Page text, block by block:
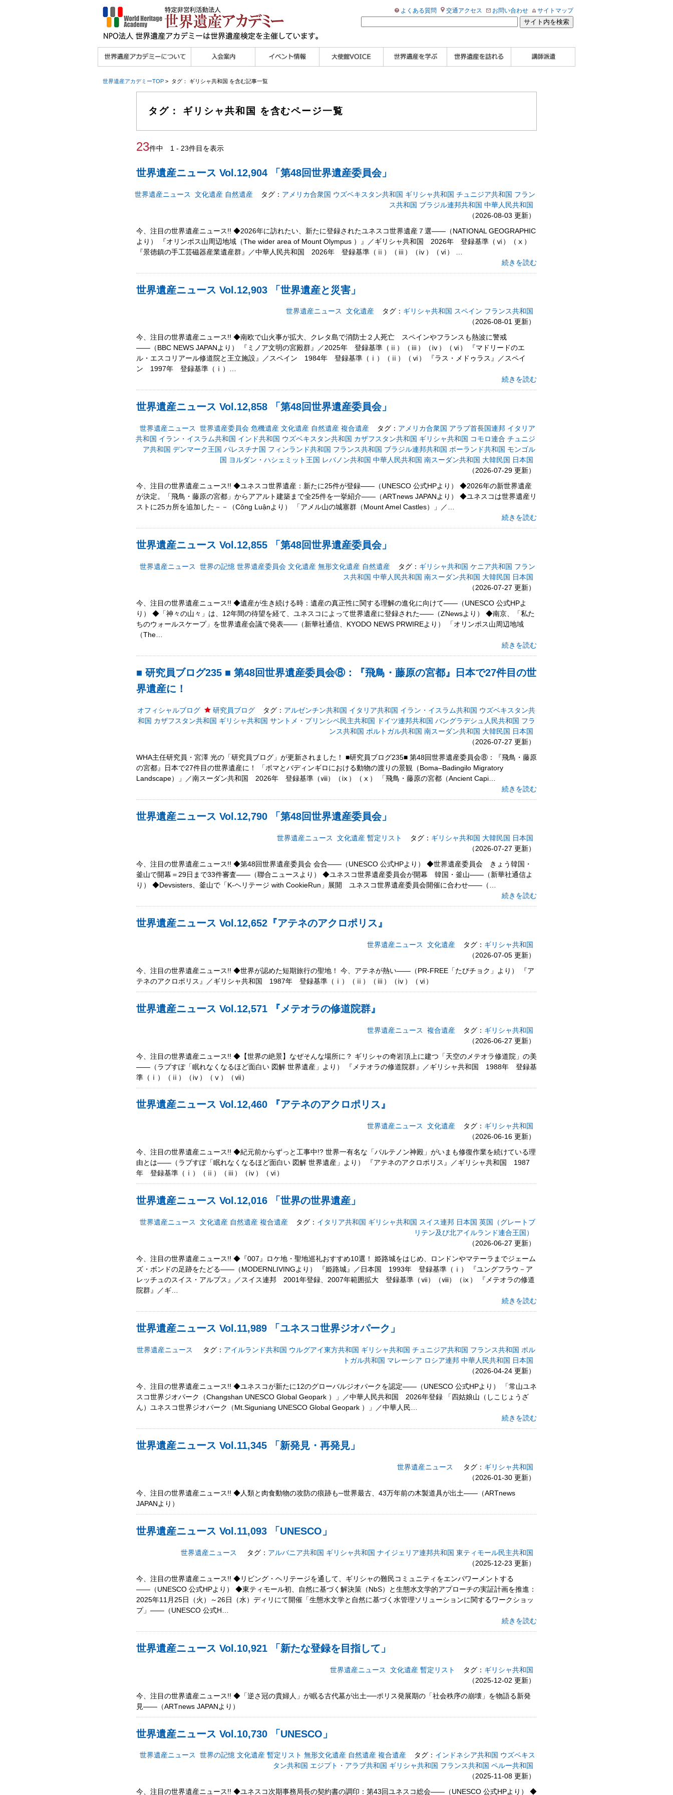
よくある質問 交通アクセス お問い合わせ サイトマップ
ア協力など
／公認団体
スリリース
世界遺産アカデミーTOP> タグ： ギリシャ共和国 を含む記事一覧
タグ： ギリシャ共和国 を含むページ一覧
23件中 1 - 23件目を表示
世界遺産ニュース Vol.12,904 「第48回世界遺産委員会」
世界遺産ニュース 文化遺産 自然遺産 タグ： アメリカ合衆国 ウズベキスタン共和国 ギリシャ共和国 チュニジア共和国 フラン
ス共和国 ブラジル連邦共和国 中華人民共和国
（2026-08-03 更新）
今、注目の世界遺産ニュース!! ◆2026年に訪れたい、新たに登録されたユネスコ世界遺産７選――（NATIONAL GEOGRAPHIC
より） 『オリンポス山周辺地域（The wider area of Mount Olympus ）』／ギリシャ共和国 2026年 登録基準（ⅵ）（ⅹ）
『景徳鎮の手工芸磁器産業遺産群』／中華人民共和国 2026年 登録基準（ⅱ）（ⅲ）（ⅳ）（ⅵ） …
続きを読む
世界遺産ニュース Vol.12,903 「世界遺産と災害」
世界遺産ニュース 文化遺産 タグ： ギリシャ共和国 スペイン フランス共和国
（2026-08-01 更新）
今、注目の世界遺産ニュース!! ◆南欧で山火事が拡大、クレタ島で消防士２人死亡 スペインやフランスも熱波に警戒
――（BBC NEWS JAPANより） 『ミノア文明の宮殿群』／2025年 登録基準（ⅱ）（ⅲ）（ⅳ）（ⅵ） 『マドリードのエ
ル・エスコリアール修道院と王立施設』／スペイン 1984年 登録基準（ⅰ）（ⅱ）（ⅵ） 『ラス・メドゥラス』／スペイ
ン 1997年 登録基準（ⅰ）…
続きを読む
世界遺産ニュース Vol.12,858 「第48回世界遺産委員会」
世界遺産ニュース 世界遺産委員会 危機遺産 文化遺産 自然遺産 複合遺産 タグ： アメリカ合衆国 アラブ首長国連邦 イタリア
共和国 イラン・イスラム共和国 インド共和国 ウズベキスタン共和国 カザフスタン共和国 ギリシャ共和国 コモロ連合 チュニジ
ア共和国 デンマーク王国 パレスチナ国 フィンランド共和国 フランス共和国 ブラジル連邦共和国 ポーランド共和国 モンゴル
国 ヨルダン・ハシェミット王国 レバノン共和国 中華人民共和国 南スーダン共和国 大韓民国
日本国
（2026-07-29 更新）
今、注目の世界遺産ニュース!! ◆ユネスコ世界遺産：新たに25件が登録――（UNESCO 公式HPより） ◆2026年の新世界遺産
が決定。「飛鳥・藤原の宮都」からアアルト建築まで全25件を一挙紹介――（ARTnews JAPANより） ◆ユネスコは世界遺産リ
ストに25カ所を追加した－－（Công Luậnより） 「アメル山の城塞群（Mount Amel Castles）」／…
続きを読む
世界遺産ニュース Vol.12,855 「第48回世界遺産委員会」
世界遺産ニュース 世界の記憶 世界遺産委員会 文化遺産 無形文化遺産 自然遺産 タグ： ギリシャ共和国 ケニア共和国 フラン
ス共和国 中華人民共和国 南スーダン共和国 大韓民国
日本国
（2026-07-27 更新）
今、注目の世界遺産ニュース!! ◆遺産が生き続ける時：遺産の真正性に関する理解の進化に向けて――（UNESCO 公式HPよ
り） ◆「神々の山々」は、12年間の待望を経て、ユネスコによって世界遺産に登録された――（ZNewsより） ◆南京、「私た
ちのウォールスケープ」を世界遺産会議で発表――（新華社通信、KYODO NEWS PRWIREより） 「オリンポス山周辺地域
（The…
続きを読む
■ 研究員ブログ235 ■ 第48回世界遺産委員会⑧：『飛鳥・藤原の宮都』日本で27件目の世
界遺産に！
オフィシャルブログ 研究員ブログ タグ： アルゼンチン共和国 イタリア共和国 イラン・イスラム共和国 ウズベキスタン共
和国 カザフスタン共和国 ギリシャ共和国 サントメ・プリンシペ民主共和国 ドイツ連邦共和国 バングラデシュ人民共和国 フラ
ンス共和国 ポルトガル共和国 南スーダン共和国 大韓民国
日本国
（2026-07-27 更新）
WHA主任研究員・宮澤 光の「研究員ブログ」が更新されました！ ■研究員ブログ235■ 第48回世界遺産委員会⑧：『飛鳥・藤原
の宮都』日本で27件目の世界遺産に！ 「ボマとバディンギロにおける動物の渡りの景観（Boma–Badingilo Migratory
Landscape）」／南スーダン共和国 2026年 登録基準（ⅷ）（ⅸ）（ⅹ） 「飛鳥・藤原の宮都（Ancient Capi…
続きを読む
世界遺産ニュース Vol.12,790 「第48回世界遺産委員会」
世界遺産ニュース 文化遺産 暫定リスト タグ： ギリシャ共和国 大韓民国
日本国
（2026-07-27 更新）
今、注目の世界遺産ニュース!! ◆第48回世界遺産委員会 会合――（UNESCO 公式HPより） ◆世界遺産委員会 きょう韓国・
釜山で開幕＝29日まで33件審査――（聯合ニュースより） ◆ユネスコ世界遺産委員会が開幕 韓国・釜山――（新華社通信よ
り） ◆Devsisters、釜山で「K-ヘリテージ with CookieRun」展開 ユネスコ世界遺産委員会開催に合わせ——（…
続きを読む
世界遺産ニュース Vol.12,652『アテネのアクロポリス』
世界遺産ニュース 文化遺産 タグ： ギリシャ共和国
（2026-07-05 更新）
今、注目の世界遺産ニュース!! ◆世界が認めた短期旅行の聖地！ 今、アテネが熱い――（PR-FREE「たびチョク」より） 『ア
テネのアクロポリス』／ギリシャ共和国 1987年 登録基準（ⅰ）（ⅱ）（ⅲ）（ⅳ）（ⅵ）
世界遺産ニュース Vol.12,571 『メテオラの修道院群』
世界遺産ニュース 複合遺産 タグ： ギリシャ共和国
（2026-06-27 更新）
今、注目の世界遺産ニュース!! ◆【世界の絶景】なぜそんな場所に？ ギリシャの奇岩頂上に建つ「天空のメテオラ修道院」の美
――（ラブすぽ「眠れなくなるほど面白い 図解 世界遺産」より） 『メテオラの修道院群』／ギリシャ共和国 1988年 登録基
準（ⅰ）（ⅱ）（ⅳ）（ⅴ）（ⅶ）
世界遺産ニュース Vol.12,460 『アテネのアクロポリス』
世界遺産ニュース 文化遺産 タグ： ギリシャ共和国
（2026-06-16 更新）
今、注目の世界遺産ニュース!! ◆紀元前からずっと工事中!? 世界一有名な「パルテノン神殿」がいまも修復作業を続けている理
由とは――（ラブすぽ「眠れなくなるほど面白い 図解 世界遺産」より） 『アテネのアクロポリス』／ギリシャ共和国 1987
年 登録基準（ⅰ）（ⅱ）（ⅲ）（ⅳ）（ⅵ）
世界遺産ニュース Vol.12,016 「世界の世界遺産」
世界遺産ニュース 文化遺産 自然遺産 複合遺産 タグ： イタリア共和国 ギリシャ共和国 スイス連邦 日本国 英国（グレートブ
リテン及び北アイルランド連合王国）
（2026-06-27 更新）
今、注目の世界遺産ニュース!! ◆『007』ロケ地・聖地巡礼おすすめ10選！ 姫路城をはじめ、ロンドンやマテーラまでジェーム
ズ・ボンドの足跡をたどる――（MODERNLIVINGより） 『姫路城』／日本国 1993年 登録基準（ⅰ） 『ユングフラウ－ア
レッチュのスイス・アルプス』／スイス連邦 2001年登録、2007年範囲拡大 登録基準（ⅶ）（ⅷ）（ⅸ） 『メテオラの修道
院群』／ギ…
続きを読む
世界遺産ニュース Vol.11,989 「ユネスコ世界ジオパーク」
世界遺産ニュース タグ： アイルランド共和国 ウルグアイ東方共和国 ギリシャ共和国 チュニジア共和国 フランス共和国 ポル
トガル共和国 マレーシア ロシア連邦 中華人民共和国
日本国
（2026-04-24 更新）
今、注目の世界遺産ニュース!! ◆ユネスコが新たに12のグローバルジオパークを認定――（UNESCO 公式HPより） 「常山ユネ
スコ世界ジオパーク（Changshan UNESCO Global Geopark ）」／中華人民共和国 2026年登録 「四姑娘山（しこじょうざ
ん）ユネスコ世界ジオパーク（Mt.Siguniang UNESCO Global Geopark ）」／中華人民…
続きを読む
世界遺産ニュース Vol.11,345 「新発見・再発見」
世界遺産ニュース タグ： ギリシャ共和国
（2026-01-30 更新）
今、注目の世界遺産ニュース!! ◆人類と肉食動物の攻防の痕跡も─世界最古、43万年前の木製道具が出土――（ARTnews
JAPANより）
世界遺産ニュース Vol.11,093 「UNESCO」
世界遺産ニュース タグ： アルバニア共和国 ギリシャ共和国 ナイジェリア連邦共和国 東ティモール民主共和国
（2025-12-23 更新）
今、注目の世界遺産ニュース!! ◆リビング・ヘリテージを通して、ギリシャの難民コミュニティをエンパワーメントする
――（UNESCO 公式HPより） ◆東ティモール初、自然に基づく解決策（NbS）と生態水文学的アプローチの実証計画を推進：
2025年11月25日（火）～26日（水）ディリにて開催「生態水文学と自然に基づく水管理ソリューションに関するワークショッ
プ」――（UNESCO 公式H…
続きを読む
世界遺産ニュース Vol.10,921 「新たな登録を目指して」
世界遺産ニュース 文化遺産 暫定リスト タグ： ギリシャ共和国
（2025-12-02 更新）
今、注目の世界遺産ニュース!! ◆「逆さ冠の貴婦人」が眠る古代墓が出土──ポリス発展期の「社会秩序の崩壊」を物語る新発
見――（ARTnews JAPANより）
世界遺産ニュース Vol.10,730 「UNESCO」
世界遺産ニュース 世界の記憶 文化遺産 暫定リスト 無形文化遺産 自然遺産 複合遺産 タグ： インドネシア共和国 ウズベキス
タン共和国 エジプト・アラブ共和国 ギリシャ共和国 フランス共和国 ペルー共和国
（2025-11-08 更新）
今、注目の世界遺産ニュース!! ◆ユネスコ次期事務局長の契約書の調印：第43回ユネスコ総会――（UNESCO 公式HPより） ◆